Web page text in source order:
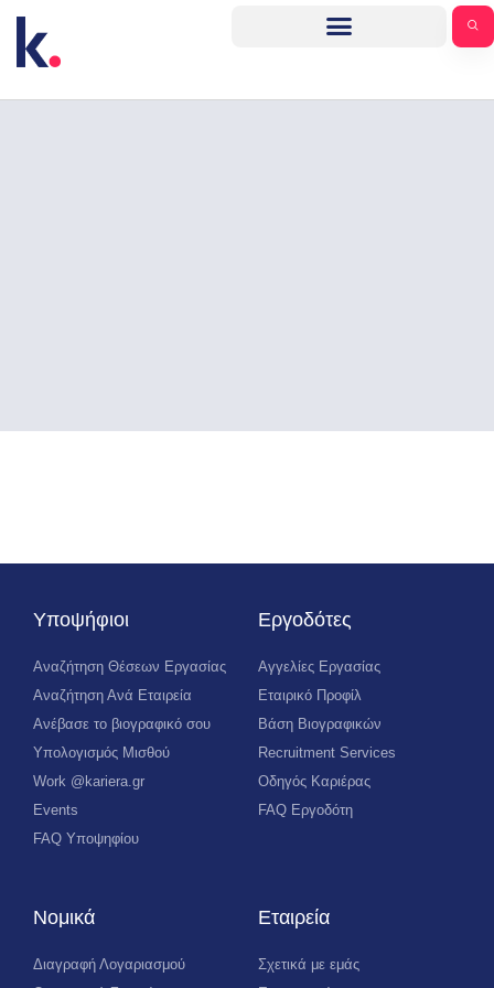
Υποψήφιοι
Αναζήτηση Θέσεων Εργασίας
Αναζήτηση Ανά Εταιρεία
Ανέβασε το βιογραφικό σου
Υπολογισμός Μισθού
Work @kariera.gr
Events
FAQ Υποψηφίου
Εργοδότες
Αγγελίες Εργασίας
Εταιρικό Προφίλ
Βάση Βιογραφικών
Recruitment Services
Οδηγός Καριέρας
FAQ Εργοδότη
Νομικά
Διαγραφή Λογαριασμού
Εταιρεία
Σχετικά με εμάς